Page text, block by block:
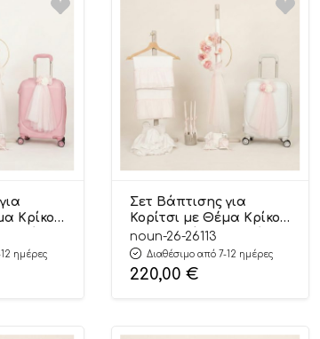
Κρίκος
ημέρες
Σετ Βάπτισης για
Κορίτσι με Θέμα Κρίκος
με Λουλούδια Λευκό-
Ροζ 26113
noun-26-26113
Διαθέσιμο από 7-12 ημέρες
220,00 €